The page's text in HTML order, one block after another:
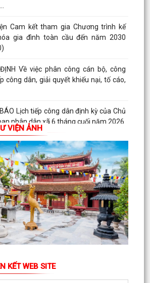
Cam kết tham gia Chương trình kế
gia đình toàn cầu đến năm 2030
ĐỊNH Về việc phân công cán bộ, công
công dân, giải quyết khiếu nại, tố cáo,
Lịch tiếp công dân định kỳ của Chủ
nhân dân xã 6 tháng cuối năm 2026
ĐỊNH Về việc ban hành Quy chế Tiếp
tiếp nhận và xử lý đơn khiếu nại, tố...
Ban hành Nội quy tiếp công dân
Ủy ban nhân dân xã An Quang
số 132-QĐ/TW của Bộ Chính trị và Kế
69-KH/TU, ngày 12/6/2026 của Ban
vụ...
VIỆN ẢNH
KẾT WEB SITE